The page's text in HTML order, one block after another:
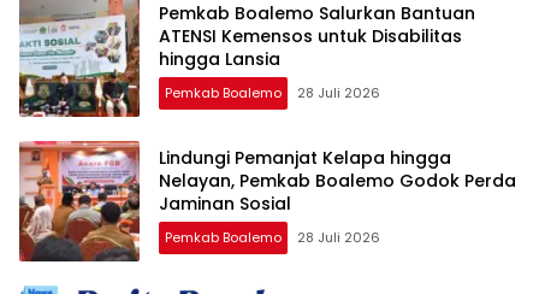
Pemkab Boalemo Salurkan Bantuan
ATENSI Kemensos untuk Disabilitas
hingga Lansia
Pemkab Boalemo 28 Juli 2026
Lindungi Pemanjat Kelapa hingga
Nelayan, Pemkab Boalemo Godok Perda
Jaminan Sosial
Pemkab Boalemo 28 Juli 2026